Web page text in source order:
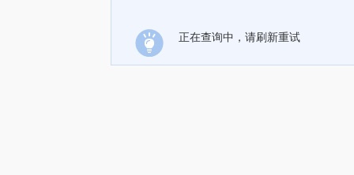
正在查询中，请刷新重试